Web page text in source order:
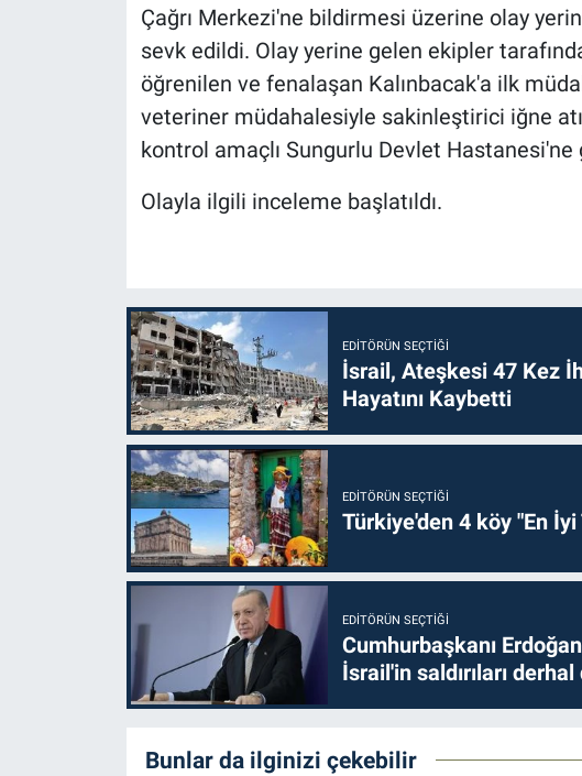
Çağrı Merkezi'ne bildirmesi üzerine olay
sevk edildi. Olay yerine gelen ekipler
öğrenilen ve fenalaşan Kalınbacak'a ilk
veteriner müdahalesiyle sakinleştirici iğne
kontrol amaçlı Sungurlu Devlet Hastanesi'ne
Olayla ilgili inceleme başlatıldı.
EDITÖRÜN SEÇTIĞI
İsrail, Ateşkesi 47 Kez
Hayatını Kaybetti
EDITÖRÜN SEÇTIĞI
Türkiye'den 4 köy "En
EDITÖRÜN SEÇTIĞI
Cumhurbaşkanı
İsrail'in saldırıları
Bunlar da ilginizi çekebilir